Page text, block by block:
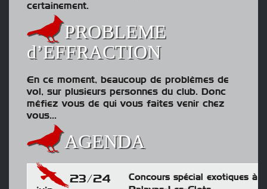
certainement.
PROBLEME
d’EFFRACTION
En ce moment, beaucoup de problèmes de
vol, sur plusieurs personnes du club. Donc
méfiez vous de qui vous faites venir chez
vous…
AGENDA
23/24
Concours spécial exotiques à